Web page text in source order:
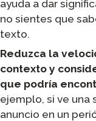
ayuda a dar
no sientes que
texto.
Reduzca la
contexto y
que podría
ejemplo, si ve una
anuncio en un